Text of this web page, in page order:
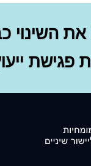
השינוי
פגישת